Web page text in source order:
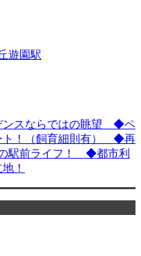
遊園駅
ンスならではの眺望 ◆ペ
ト！（飼育細則有） ◆再
駅前ライフ！ ◆都市利
！